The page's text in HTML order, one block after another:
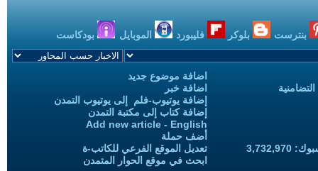
بنترست بلوكر فليبورد الموبايل بودكاست
اضافة موضوع جديد
اضافة خبر
إضافة يوتيوب-فلم إلى يوتيوب التمدن
إضافة كتاب إلى مكتبة التمدن
Add new article - English
أضف حملة
تعديل الموقع الفرعي للكاتب-ة
ابحث في موقع الحوار المتمدن